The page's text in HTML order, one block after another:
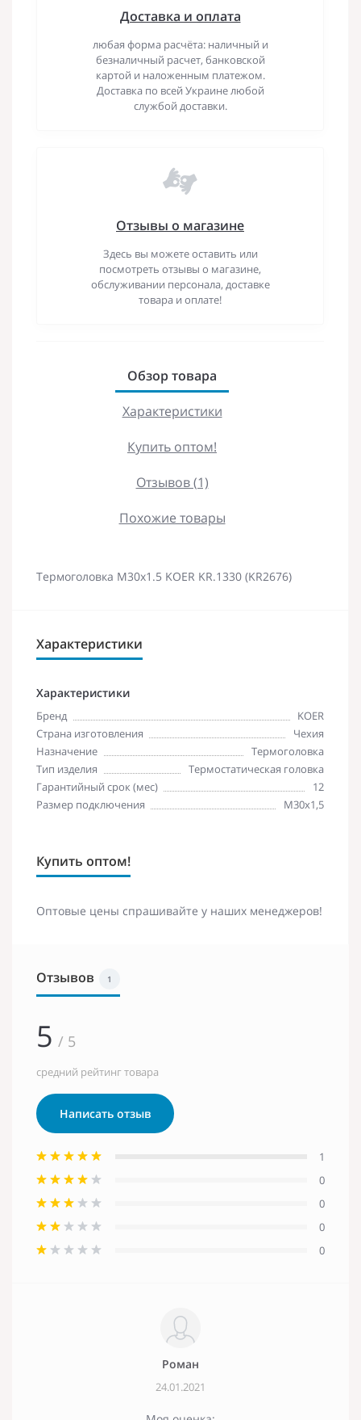
Доставка и оплата
любая форма расчёта: наличный и
безналичный расчет, банковской
картой и наложенным платежом.
Доставка по всей Украине любой
службой доставки.
Отзывы о магазине
Здесь вы можете оставить или
посмотреть отзывы о магазине,
обслуживании персонала, доставке
товара и оплате!
Обзор товара
Характеристики
Купить оптом!
Отзывов (1)
Похожие товары
Термоголовка M30x1.5 KOER KR.1330 (KR2676)
Характеристики
Характеристики
Бренд
KOER
Страна изготовления
Чехия
Назначение
Термоголовка
Тип изделия
Термостатическая головка
Гарантийный срок (мес)
12
Размер подключения
М30х1,5
Купить оптом!
Оптовые цены спрашивайте у наших менеджеров!
Отзывов 1
5 / 5
средний рейтинг товара
Написать отзыв
1
0
0
0
0
Роман
24.01.2021